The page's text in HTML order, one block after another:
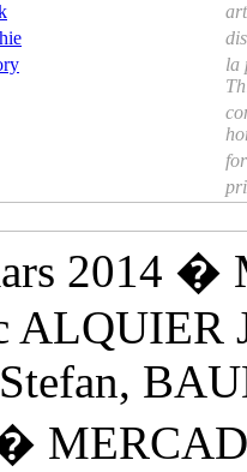
la
2014 �
ALQUIER